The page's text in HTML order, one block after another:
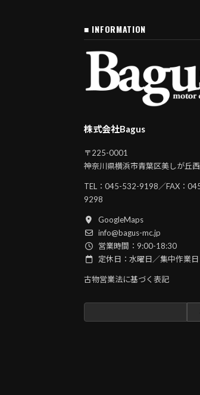
■ INFORMATION
株式会社Bagus
〒225-0001
神奈川県横浜市青葉区美しが丘
TEL： 045-532-9198／FAX：
9298
GoogleMaps
info@bagus-mc.jp
営業時間：9:00-18:30
定休日：水曜日／集中作業
古物営業法に基づく表記